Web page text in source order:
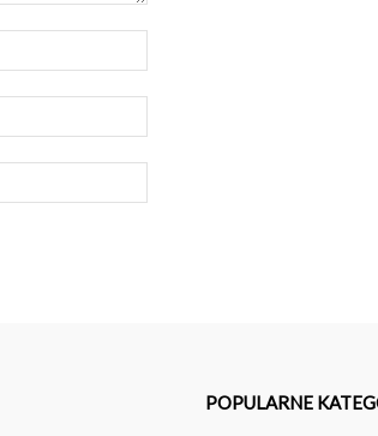
POPULARNE